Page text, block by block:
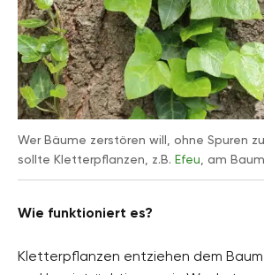
Wer Bäume zerstören will, ohne Spuren
sollte Kletterpflanzen, z.B. Efeu , am
Wie funktioniert es?
Kletterpflanzen entziehen dem